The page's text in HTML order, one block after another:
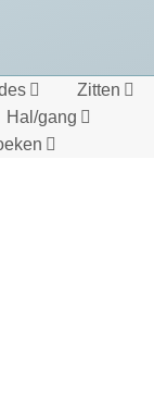
Zitten
Hal/gang